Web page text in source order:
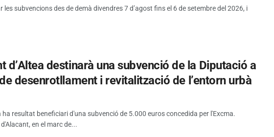
les subvencions des de demà divendres 7 d’agost fins el 6 de setembre del 2026, i
d’Altea destinarà una subvenció de la Diputació a
desenrotllament i revitalització de l’entorn urbà
ha resultat beneficiari d'una subvenció de 5.000 euros concedida per l'Excma.
en el marc de...